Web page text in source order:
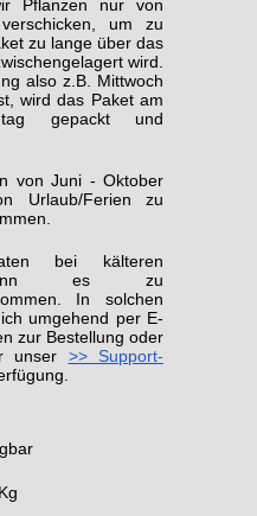
Pflanzen nur von
um zu
zu lange über das
wird.
also z.B. Mittwoch
wird das Paket am
gepackt und
von Juni - Oktober
Urlaub/Ferien zu
bei kälteren
kann es zu
In solchen
umgehend per E-
zur Bestellung oder
unser >> Support-